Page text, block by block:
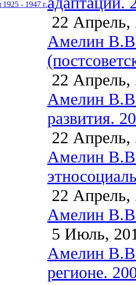
- 1947 г.
22 Апрель,
Амелин
22 Апрель,
Амелин В.В.
развития.
22 Апрель,
Амелин
22 Апрель,
Амелин
5 Июль,
Амелин В.В.
регионе.